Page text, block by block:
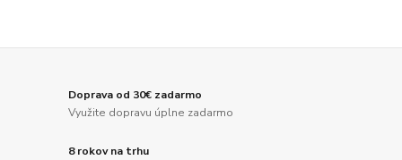
Doprava od 30€ zadarmo
Využite dopravu úplne zadarmo
8 rokov na trhu